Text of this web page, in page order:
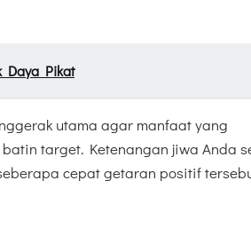
Daya Pikat
utama agar manfaat yang
target. Ketenangan jiwa Anda
cepat getaran positif